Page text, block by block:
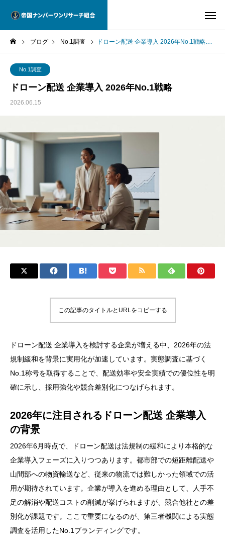
ブログ No.1調査 ドローン配送 企業導入 2026年No.1戦略
No.1調査
ドローン配送 企業導入 2026年No.1戦略
2026.06.15
この記事のタイトルとURLをコピーする
ドローン配送 企業導入を検討する企業が増える中、2026年の法
規制緩和を背景に実用化が加速しています。実態調査に基づく
No.1称号を取得することで、配送効率や安全実績での優位性を明
確に示し、採用強化や競合差別化につなげられます。
2026年に注目されるドローン配送 企業導入
の背景
2026年6月時点で、ドローン配送は法規制の緩和により本格的な
企業導入フェーズに入りつつあります。都市部での短距離配送や
山間部への物資輸送など、従来の物流では難しかった領域での活
用が期待されています。企業が導入を進める理由として、人手不
足の解消や配送コストの削減が挙げられますが、競合他社との差
別化が課題です。ここで重要になるのが、第三者機関による実態
調査を活用したNo.1ブランディングです。